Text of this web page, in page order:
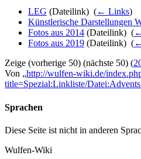
LEG (Dateilink) ‎ (← Links)
Künstlerische Darstellungen
Fotos aus 2014 (Dateilink) ‎ (
Fotos aus 2019 (Dateilink) ‎ (
Zeige (vorherige 50) (nächste 50) (
Von „http://wulfen-wiki.de/
title=Spezial:Linkliste/
Sprachen
Diese Seite ist nicht in anderen
Wulfen-Wiki